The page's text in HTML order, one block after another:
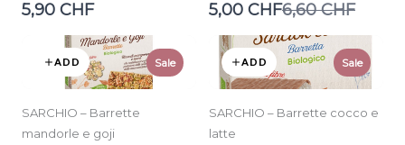
5,90 CHF 5,00 CHFCompare
6,60 CHF
ADD Sale
SARCHIO – Barrette
mandorle e goji
ADD Sale
SARCHIO – Barrette cocco e
latte